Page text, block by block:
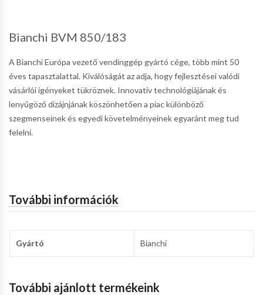
Bianchi BVM 850/183
A Bianchi Európa vezető vendinggép gyártó cége, több mint 50
éves tapasztalattal. Kiválóságát az adja, hogy fejlesztései valódi
vásárlói igényeket tükröznek. Innovatív technológiájának és
lenyűgöző dizájnjának köszönhetően a piac különböző
szegmenseinek és egyedi követelményeinek egyaránt meg tud
felelni.
További információk
Gyártó Bianchi
További ajánlott termékeink